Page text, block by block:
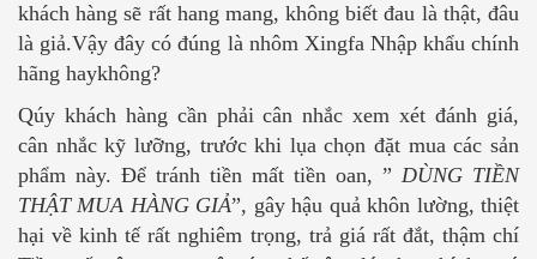
khách hàng sẽ rất hang mang, không biết đau là thật, đâu
là giả.Vậy đây có đúng là nhôm Xingfa Nhập khẩu chính
hãng haykhông?
Qúy khách hàng cần phải cân nhắc xem xét đánh giá,
cân nhắc kỹ lưỡng, trước khi lụa chọn đặt mua các sản
phẩm này. Để tránh tiền mất tiền oan, ” DÙNG TIỀN
THẬT MUA HÀNG GIẢ”, gây hậu quả khôn lường, thiệt
hại về kinh tế rất nghiêm trọng, trả giá rất đắt, thậm chí